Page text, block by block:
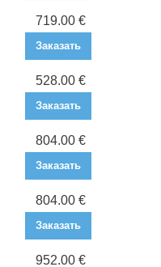
719.00 €
Заказать
528.00 €
Заказать
804.00 €
Заказать
804.00 €
Заказать
952.00 €